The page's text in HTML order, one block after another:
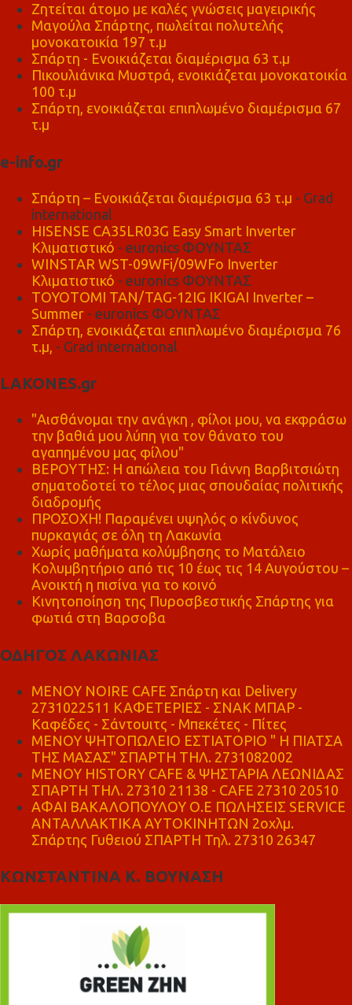
Ζητείται άτομο με καλές γνώσεις μαγειρικής
Μαγούλα Σπάρτης, πωλείται πολυτελής
μονοκατοικία 197 τ.μ
Σπάρτη - Ενοικιάζεται διαμέρισμα 63 τ.μ
Πικουλιάνικα Μυστρά, ενοικιάζεται μονοκατοικία
100 τ.μ
Σπάρτη, ενοικιάζεται επιπλωμένο διαμέρισμα 67
τ.μ
e-info.gr
Σπάρτη – Ενοικιάζεται διαμέρισμα 63 τ.μ - Grad
international
HISENSE CA35LR03G Easy Smart Inverter
Κλιματιστικό - euronics ΦΟΥΝΤΑΣ
WINSTAR WST-09WFi/09WFo Inverter
Κλιματιστικό - euronics ΦΟΥΝΤΑΣ
TOYOTOMI TAN/TAG-12IG IKIGAI Inverter –
Summer - euronics ΦΟΥΝΤΑΣ
Σπάρτη, ενοικιάζεται επιπλωμένο διαμέρισμα 76
τ.μ, - Grad international
LAKONES.gr
"Αισθάνομαι την ανάγκη , φίλοι μου, να εκφράσω
την βαθιά μου λύπη για τον θάνατο του
αγαπημένου μας φίλου"
ΒΕΡΟΥΤΗΣ: Η απώλεια του Γιάννη Βαρβιτσιώτη
σηματοδοτεί το τέλος μιας σπουδαίας πολιτικής
διαδρομής
ΠΡΟΣΟΧΗ! Παραμένει υψηλός ο κίνδυνος
πυρκαγιάς σε όλη τη Λακωνία
Χωρίς μαθήματα κολύμβησης το Ματάλειο
Κολυμβητήριο από τις 10 έως τις 14 Αυγούστου –
Ανοικτή η πισίνα για το κοινό
Κινητοποίηση της Πυροσβεστικής Σπάρτης για
φωτιά στη Βαρσοβα
ΟΔΗΓΟΣ ΛΑΚΩΝΙΑΣ
MENOY NOIRE CAFE Σπάρτη και Delivery
2731022511 ΚΑΦΕΤΕΡΙΕΣ - ΣΝΑΚ ΜΠΑΡ -
Καφέδες - Σάντουιτς - Μπεκέτες - Πίτες
ΜΕΝΟΥ ΨΗΤΟΠΩΛΕΙΟ ΕΣΤΙΑΤΟΡΙΟ " Η ΠΙΑΤΣΑ
ΤΗΣ ΜΑΣΑΣ" ΣΠΑΡΤΗ ΤΗΛ. 2731082002
ΜΕΝΟΥ HISTORY CAFE & ΨΗΣΤΑΡΙΑ ΛΕΩΝΙΔΑΣ
ΣΠΑΡΤΗ ΤΗΛ. 27310 21138 - CAFE 27310 20510
ΑΦΑΙ ΒΑΚΑΛΟΠΟΥΛΟΥ Ο.Ε ΠΩΛΗΣΕΙΣ SERVICE
ΑΝΤΑΛΛΑΚΤΙΚΑ ΑΥΤΟΚΙΝΗΤΩΝ 2οχλμ.
Σπάρτης Γυθειού ΣΠΑΡΤΗ Τηλ. 27310 26347
ΚΩΝΣΤΑΝΤΙΝΑ Κ. ΒΟΥΝΑΣΗ